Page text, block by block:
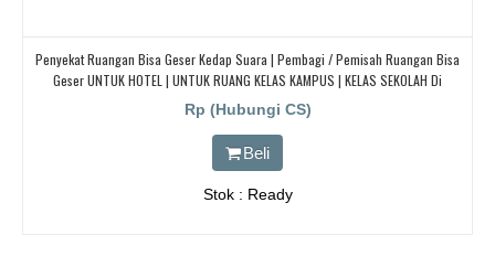
Penyekat Ruangan Bisa Geser Kedap Suara | Pembagi / Pemisah Ruangan Bisa
Geser UNTUK HOTEL | UNTUK RUANG KELAS KAMPUS | KELAS SEKOLAH Di
BANDUNG, JAKARTA, BEKASI, TANGERANG
Rp (Hubungi CS)
Beli
Stok : Ready